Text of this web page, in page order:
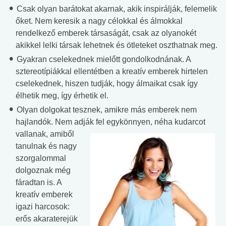
Csak olyan barátokat akarnak, akik inspirálják, felemelik
őket. Nem keresik a nagy célokkal és álmokkal
rendelkező emberek társaságát, csak az olyanokét
akikkel lelki társak lehetnek és ötleteket oszthatnak meg.
Gyakran cselekednek mielőtt gondolkodnának. A
sztereotípiákkal ellentétben a kreatív emberek hirtelen
cselekednek, hiszen tudják, hogy álmaikat csak így
élhetik meg, így érhetik el.
Olyan dolgokat tesznek, amikre más emberek nem
hajlandók. Nem adják fel egykönnyen, néha kudarcot
vallanak, amiből
tanulnak és nagy
szorgalommal
dolgoznak még
fáradtan is. A
kreatív emberek
igazi harcosok:
erős akaraterejük